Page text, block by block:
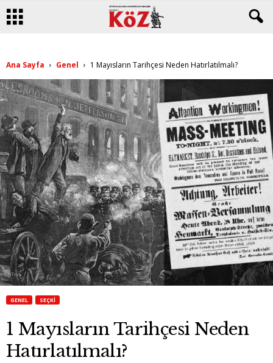
Ana Sayfa Genel 1 Mayısların Tarihçesi Neden Hatırlatılmalı?
GENEL SEÇKI
1 Mayısların Tarihçesi Neden
Hatırlatılmalı?